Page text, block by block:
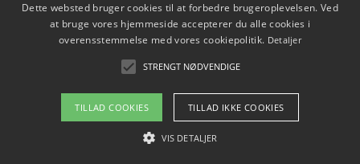
Bæredygtige gadgets til en grønnere hverdag
Om / kontakt
Blog Betingelser
Dette websted bruger cookies til at forbedre brugeroplevelsen. Ved
at bruge vores hjemmeside accepterer du alle cookies i
overensstemmelse med vores cookiepolitik. Detaljer
STRENGT NØDVENDIGE
TILLAD COOKIES TILLAD IKKE COOKIES
VIS DETALJER